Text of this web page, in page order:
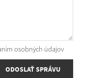
osobných údajov
ODOSLAŤ SPRÁVU